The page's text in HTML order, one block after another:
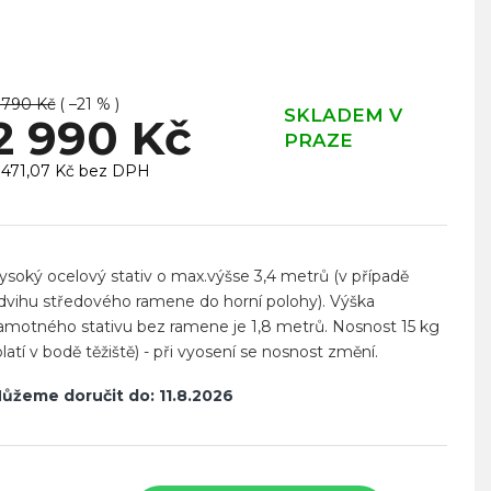
Kč ( –21 % )
990 Kč
SKLADEM V
PRAZE
Kč bez DPH
doručit do: 11.8.2026
ocelový stativ o max.výšse 3,4 metrů (v případě
středového ramene do horní polohy). Výška
stativu bez ramene je 1,8 metrů. Nosnost 15 kg
v bodě těžiště) - při vyosení se nosnost změní.